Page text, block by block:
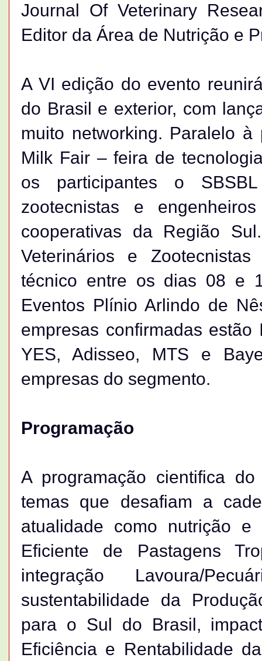
Journal Of Veterinary
Editor da Área de Nutrição e
A VI edição do evento
do Brasil e exterior, com
muito networking. Paralelo
Milk Fair – feira de
os participantes o
zootecnistas e
cooperativas da Região
Veterinários e
técnico entre os dias 08 e
Eventos Plínio Arlindo de
empresas confirmadas estão
YES, Adisseo, MTS e
empresas do segmento.
Programação
A programação cientifica
temas que desafiam a
atualidade como nutrição
Eficiente de Pastagens
integração Lavoura/
sustentabilidade da
para o Sul do Brasil,
Eficiência e Rentabilidade